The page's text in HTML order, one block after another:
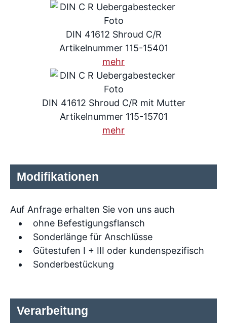
DIN 41612 Shroud C/R
Artikelnummer 115-15401
mehr
DIN 41612 Shroud C/R mit Mutter
Artikelnummer 115-15701
mehr
Modifikationen
Auf Anfrage erhalten Sie von uns auch
ohne Befestigungsflansch
Sonderlänge für Anschlüsse
Gütestufen I + III oder kundenspezifisch
Sonderbestückung
Verarbeitung